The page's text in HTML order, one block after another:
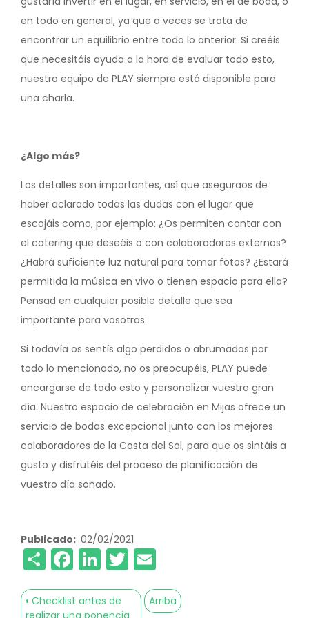
en todo en general, ya que a veces se trata de
encontrar un equilibrio entre todo lo anterior. Si creéis
que necesitáis ayuda a la hora de evaluar todo esto,
nuestro equipo de PLAY siempre está disponible para
una charla.
¿Algo más?
Los detalles son importantes, así que aseguraos de
haber aclarado todas las dudas con el lugar que
escojáis como, por ejemplo: ¿Os permiten contar con
el catering que deseéis o con colaboradores externos?
¿Habrá suficiente luz natural para tomar fotos? ¿Estará
permitida la música en vivo o tienen espacio para ella?
Pensad en cualquier posible detalle que sea
importante para vosotros.
Si todavía os sentís algo perdidos o abrumados por
todo lo mencionado, no os preocupéis, PLAY puede
encargarse de todo esto y personalizar vuestro gran
día. Nuestro espacio de celebración en Mijas ofrece un
servicio de bodas excepcional junto con los mejores
colaboradores de la Costa del Sol, para que os sintáis a
gusto y disfrutéis del proceso de planificación de
vuestro día soñado.
Publicado 02/02/2021
ShareFacebook
LinkedIn
Twitter
Enlaces
‹ Checklist antes de
Arriba